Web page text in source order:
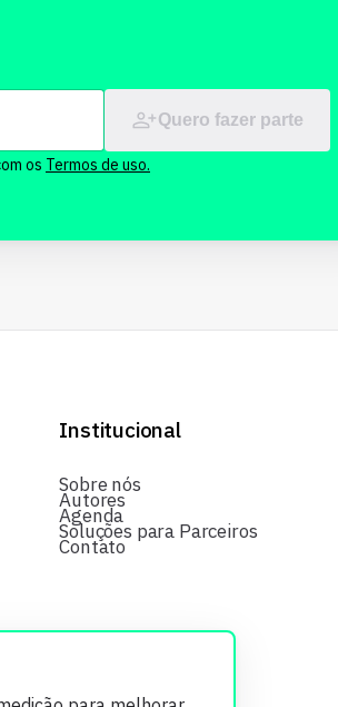
Quero fazer parte
os Termos de uso.
Institucional
Sobre nós
Autores
Agenda
Soluções para Parceiros
Contato